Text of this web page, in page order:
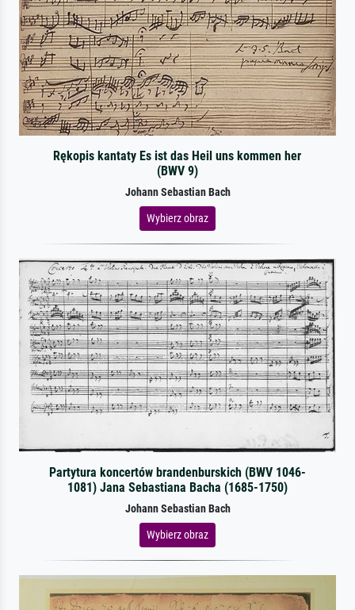
Rękopis kantaty Es ist das Heil uns kommen her
(BWV 9)
Johann Sebastian Bach
Wybierz obraz
Partytura koncertów brandenburskich (BWV 1046-
1081) Jana Sebastiana Bacha (1685-1750)
Johann Sebastian Bach
Wybierz obraz